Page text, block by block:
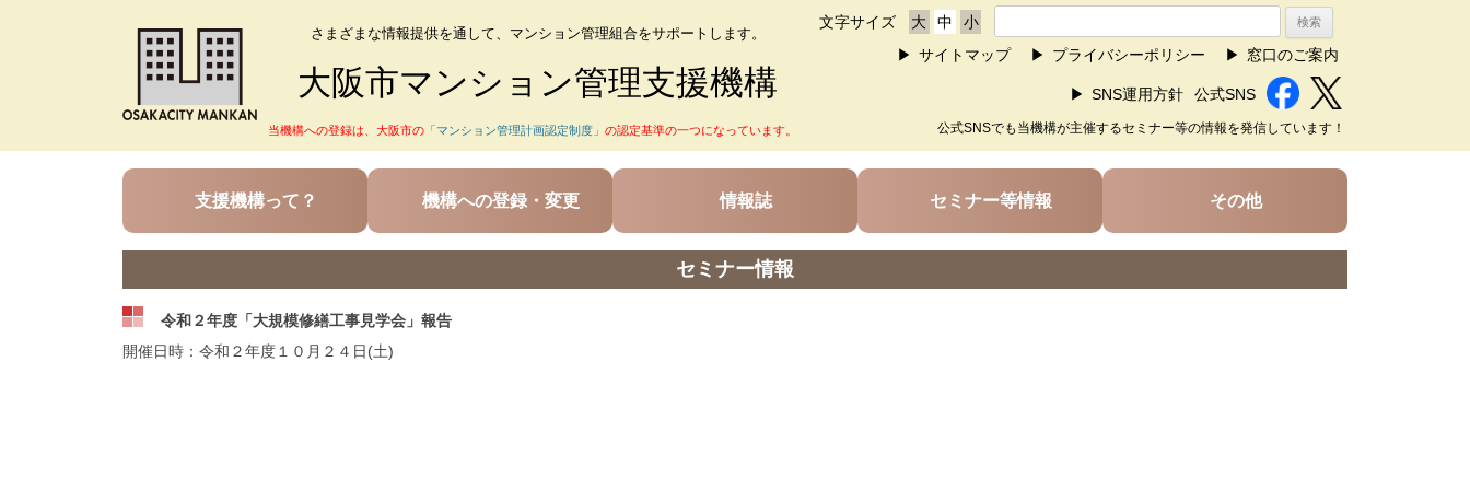
さまざまな情報提供を通して、マンション管理組合をサポートします。
大阪市マンション管理支援機構
当機構への登録は、大阪市の 「マンション管理計画認定制度」の認定基準の一つになっています。
文字サイズ 大 中
小
サイトマップ
プライバシーポリシー 窓口のご案内
SNS運用方針 公式SNS
公式SNSでも当機構が主催するセミナー等の情報を発信しています！
支援機構って？ 機構への登録・変更 情報誌 セミナー等情報 その他
セミナー情報
令和２年度「大規模修繕工事見学会」報告
開催日時：令和２年度１０月２４日(土)